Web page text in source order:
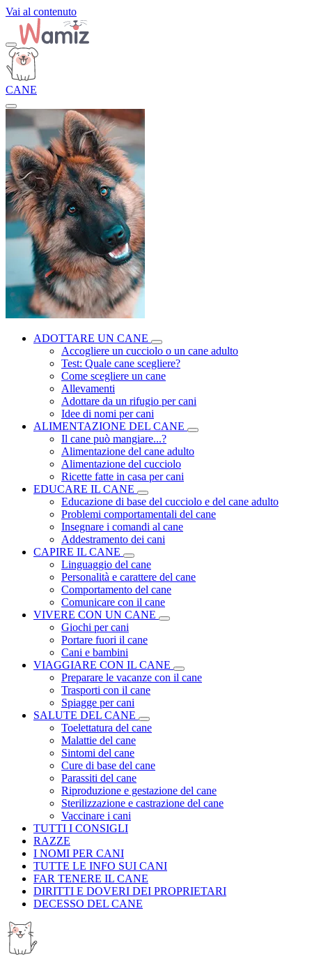
Vai al contenuto
CANE
ADOTTARE UN CANE
Accogliere un cucciolo o un cane adulto
Test: Quale cane scegliere?
Come scegliere un cane
Allevamenti
Adottare da un rifugio per cani
Idee di nomi per cani
ALIMENTAZIONE DEL CANE
Il cane può mangiare...?
Alimentazione del cane adulto
Alimentazione del cucciolo
Ricette fatte in casa per cani
EDUCARE IL CANE
Educazione di base del cucciolo e del cane adulto
Problemi comportamentali del cane
Insegnare i comandi al cane
Addestramento dei cani
CAPIRE IL CANE
Linguaggio del cane
Personalità e carattere del cane
Comportamento del cane
Comunicare con il cane
VIVERE CON UN CANE
Giochi per cani
Portare fuori il cane
Cani e bambini
VIAGGIARE CON IL CANE
Preparare le vacanze con il cane
Trasporti con il cane
Spiagge per cani
SALUTE DEL CANE
Toelettatura del cane
Malattie del cane
Sintomi del cane
Cure di base del cane
Parassiti del cane
Riproduzione e gestazione del cane
Sterilizzazione e castrazione del cane
Vaccinare i cani
TUTTI I CONSIGLI
RAZZE
I NOMI PER CANI
TUTTE LE INFO SUI CANI
FAR TENERE IL CANE
DIRITTI E DOVERI DEI PROPRIETARI
DECESSO DEL CANE